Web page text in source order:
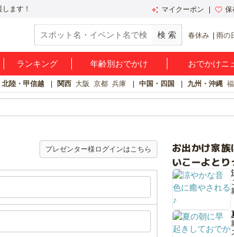
ます！ マイクーポン 保
春休み 雨の
ランキング 年齢別おでかけ おでかけニ
北陸・甲信越 関西 大阪 京都 兵庫 中国・四国 九州・沖縄
プレゼンター様ログインはこちら
お出かけ家
いこーよと